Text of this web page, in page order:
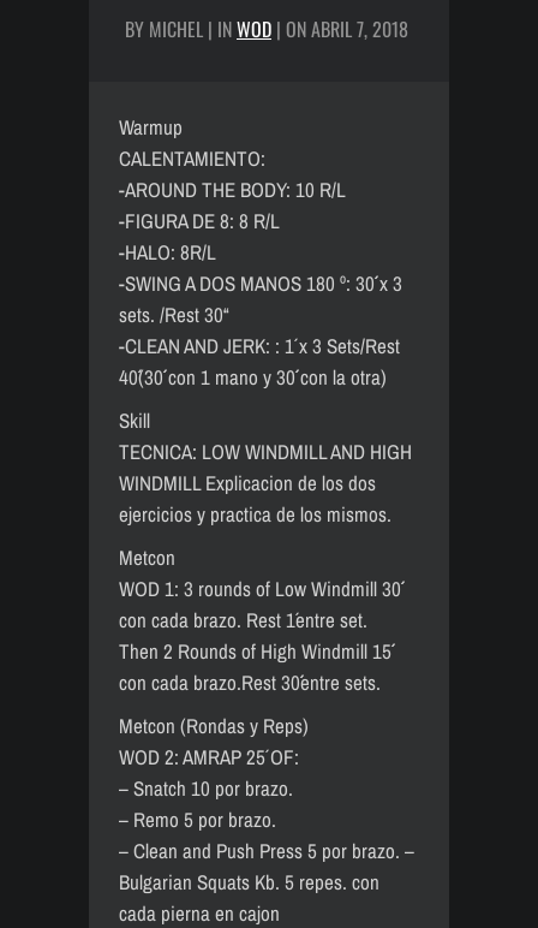
BY MICHEL | INWOD | ON ABRIL 7, 2018
Warmup
CALENTAMIENTO:
-AROUND THE BODY: 10 R/L
-FIGURA DE 8: 8 R/L
-HALO: 8R/L
-SWING A DOS MANOS 180 º: 30´´ x 3
sets. /Rest 30“
-CLEAN AND JERK: : 1´ x 3 Sets/Rest
40´´(30´´ con 1 mano y 30´´ con la otra)
Skill
TECNICA: LOW WINDMILL AND HIGH
WINDMILL Explicacion de los dos
ejercicios y practica de los mismos.
Metcon
WOD 1: 3 rounds of Low Windmill 30´´
con cada brazo. Rest 1´entre set.
Then 2 Rounds of High Windmill 15´´
con cada brazo.Rest 30´´entre sets.
Metcon (Rondas y Reps)
WOD 2: AMRAP 25´ OF:
– Snatch 10 por brazo.
– Remo 5 por brazo.
– Clean and Push Press 5 por brazo. –
Bulgarian Squats Kb. 5 repes. con
cada pierna en cajon